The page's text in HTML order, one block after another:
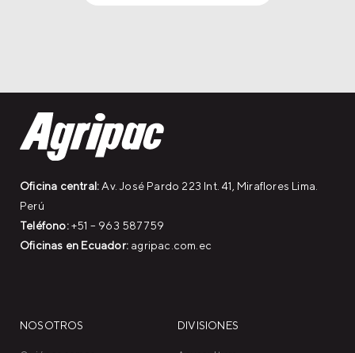
Oficina central:Av. José Pardo 223 Int. 41, Miraflores Lima.
Perú
Teléfono:+51 – 963 587759
Oficinas en Ecuador: agripac.com.ec
NOSOTROS DIVISIONES